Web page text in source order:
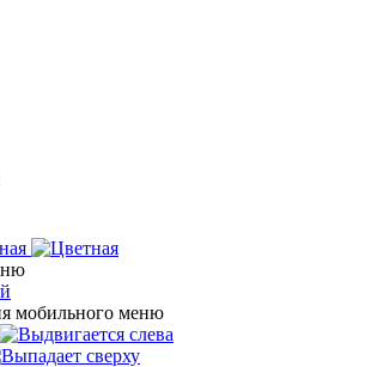
мобильного меню